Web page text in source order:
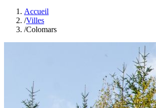
Accueil
/Villes
/Colomars